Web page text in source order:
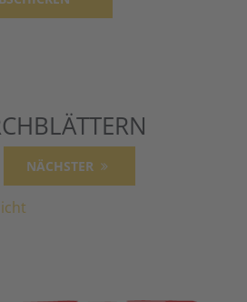
NÄCHSTER